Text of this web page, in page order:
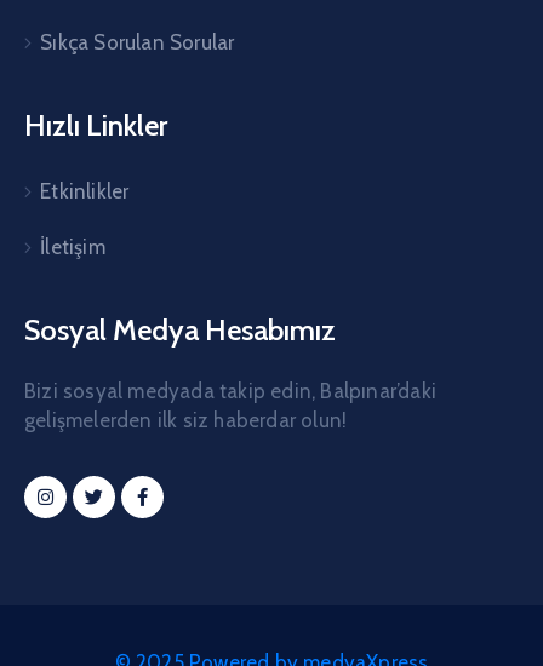
Sıkça Sorulan Sorular
Hızlı Linkler
Etkinlikler
İletişim
Sosyal Medya Hesabımız
Bizi sosyal medyada takip edin, Balpınar’daki
gelişmelerden ilk siz haberdar olun!